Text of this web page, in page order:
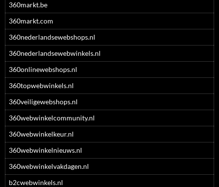
360markt.be
360markt.com
360nederlandsewebshops.nl
360nederlandsewebwinkels.nl
360onlinewebshops.nl
360topwebwinkels.nl
360veiligewebshops.nl
360webwinkelcommunity.nl
360webwinkelkeur.nl
360webwinkelnieuws.nl
360webwinkelvakdagen.nl
b2cwebwinkels.nl